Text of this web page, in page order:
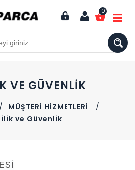
0
VE GÜVENLIK
/ MÜŞTERİ HİZMETLERİ
/
ve Güvenlik